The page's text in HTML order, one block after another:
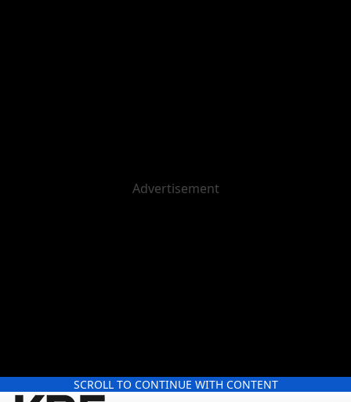
SCROLL TO CONTINUE WITH CONTENT